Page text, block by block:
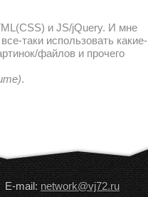
и JS/jQuery. И мне
таки использовать какие-
файлов и прочего
.
E-mail:network@vj72.ru